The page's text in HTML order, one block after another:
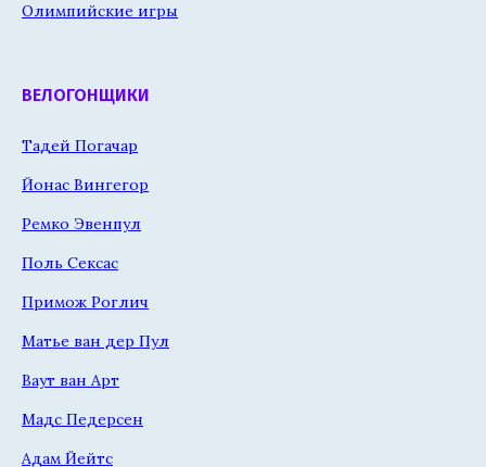
Олимпийские игры
ВЕЛОГОНЩИКИ
Тадей Погачар
Йонас Вингегор
Ремко Эвенпул
Поль Сексас
Примож Роглич
Матье ван дер Пул
Ваут ван Арт
Мадс Педерсен
Адам Йейтс